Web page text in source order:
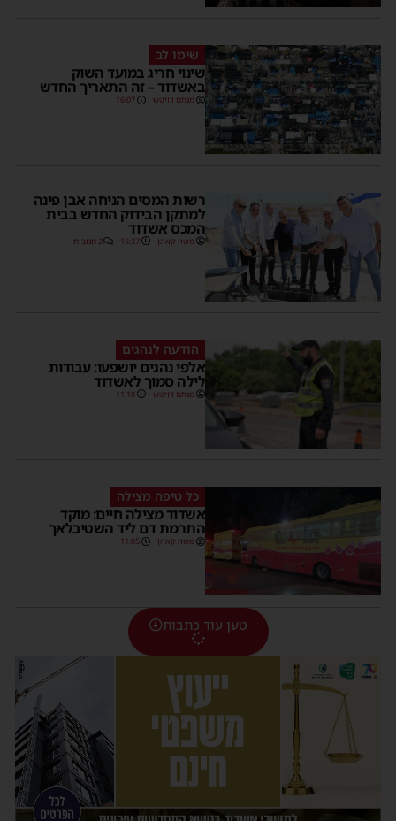
שימו לב
שינוי חריג במועד השוק
באשדוד – זה התאריך החדש
מנחם דויטש 16:07
רשות המסים הניחה אבן פינה
למתקן הבידוק החדש בבית
המכס אשדוד
משה קאהן 15:37 2 תגובות
הודעה לנהגים
אלפי נהגים יושפעו: עבודות
לילה סמוך לאשדוד
מנחם דויטש 11:10
כל טיפה מצילה
אשדוד מצילה חיים: מוקד
התרמת דם ליד השטיבלאך
משה קאהן 11:05
טען עוד כתבות